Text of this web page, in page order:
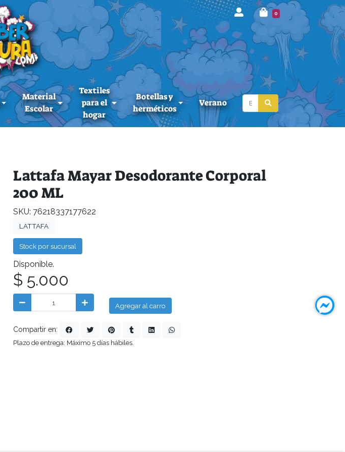
0
Material
Escolar
Textiles
para el
hogar
Botellas y
herméticos
Verano
Lattafa Mayar Desodorante Corporal
200 ML
SKU: 76218337177622
LATTAFA
Stock por sucursal
Disponible.
$ 5.000
Agregar al carro
Compartir en:
Plazo de entrega: Máximo 5 días hábiles.